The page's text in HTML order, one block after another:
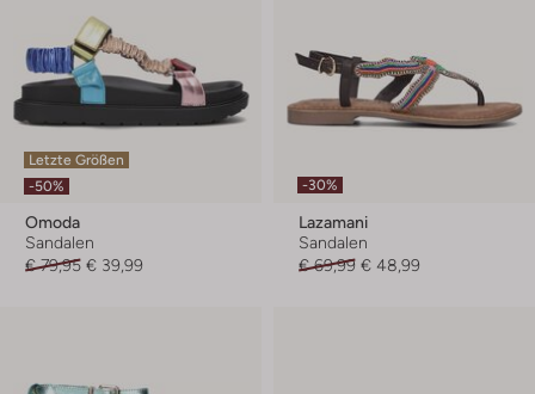
Letzte Größen
-50%
Omoda
Sandalen
€ 79,95 € 39,99
-30%
Lazamani
Sandalen
€ 69,99 € 48,99